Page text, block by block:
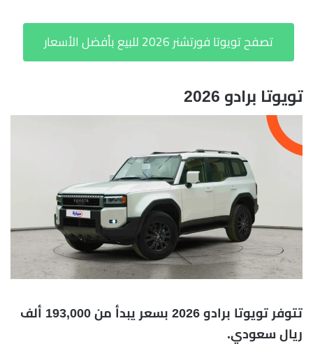
تصفح تويوتا فورتشنر 2026 للبيع بأفضل الأسعار
تويوتا برادو 2026
تتوفر تويوتا برادو 2026 بسعر يبدأ من 193,000 ألف
ريال سعودي.